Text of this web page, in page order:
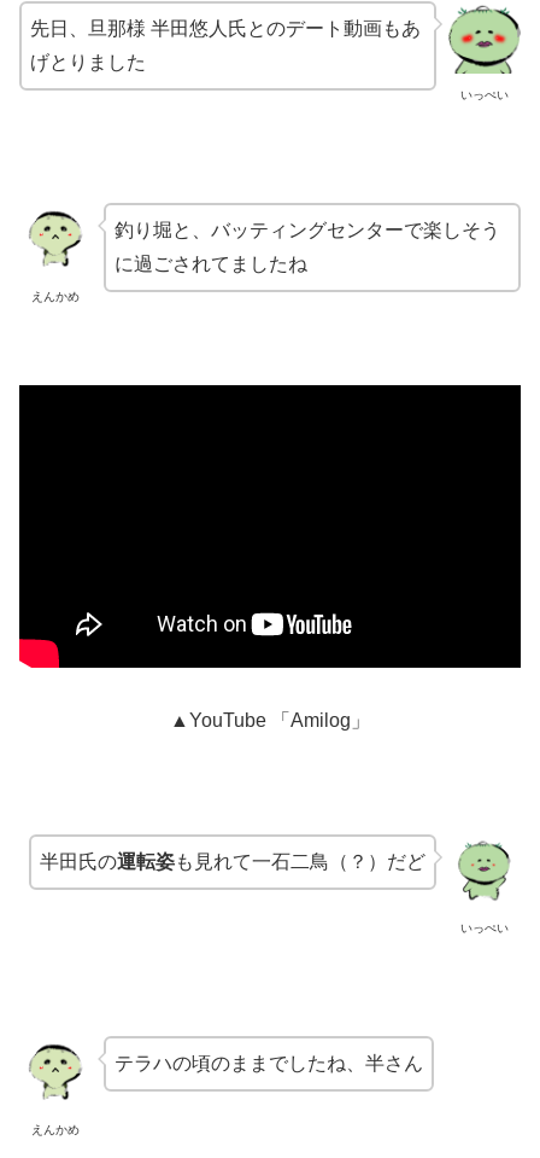
いっぺい
先日、旦那様 半田悠人氏とのデート動画もあ
げとりました
えんかめ
釣り堀と、バッティングセンターで楽しそう
に過ごされてましたね
▲YouTube 「Amilog」
いっぺい
半田氏の運転姿も見れて一石二鳥（？）だど
えんかめ
テラハの頃のままでしたね、半さん